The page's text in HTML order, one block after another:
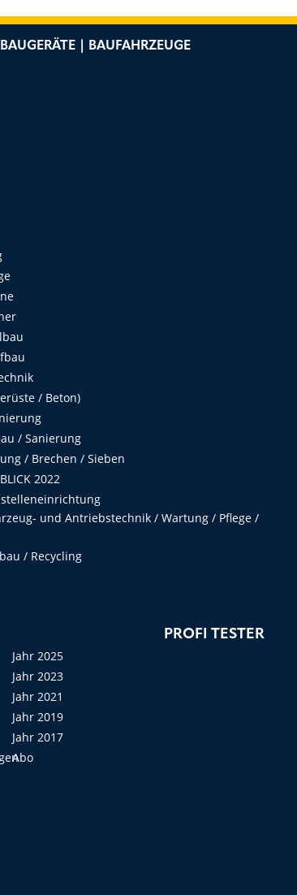
| BAUFAHRZEUGE
/ Beton)
/ Sanierung
/ Brechen / Sieben
2022
und Antriebstechnik / Wartung / Pflege /
/ Recycling
Jahr 2025
Jahr 2023
Jahr 2021
Jahr 2019
Jahr 2017
Abo
PROFI TESTER